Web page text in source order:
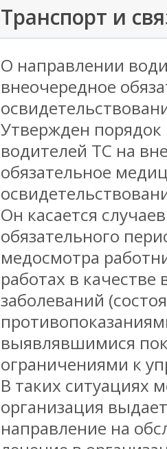
Транспорт и
О направлении
внеочередное
Утвержден порядок
водителей ТС на
обязательное
Он касается
обязательного
медосмотра
работах в качестве
заболеваний
выявлявшимися
ограничениями к
В таких ситуациях
организация
направление на